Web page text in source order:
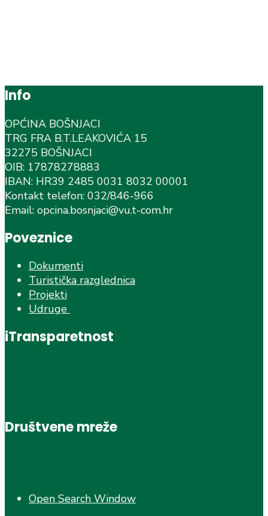
Info
OPĆINA BOŠNJACI
TRG FRA B.T.LEAKOVIĆA 15
32275 BOŠNJACI
OIB: 17878278883
IBAN: HR39 2485 0031 8032 00001
Kontakt telefon: 032/846-966
Email: opcina.bosnjaci@vu.t-com.hr
Poveznice
Dokumenti
Turistička razglednica
Projekti
Udruge
iTransparetnost
Društvene mreže
Open Search Window